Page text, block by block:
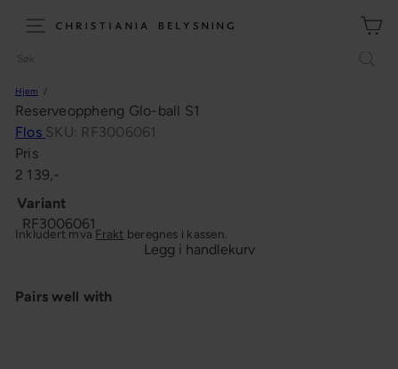
Meny (site navigation)
C
s
t
a
n
i
Søk
Hjem
Reserveoppheng Glo-ball S1
Flos SKU: RF3006061
Pris
Ordinær
pris
2 139,-
Variant
RF3006061
Inkludert mvaFrakt beregnes i kassen.
Legg i handlekurv
Pairs well with